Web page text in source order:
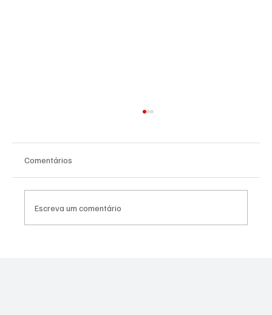
Comentários
Escreva um comentário